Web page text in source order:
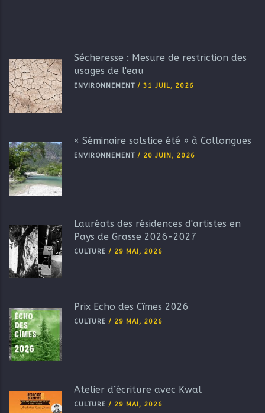
Sécheresse : Mesure de restriction des
usages de l'eau
ENVIRONNEMENT / 31 JUIL, 2026
« Séminaire solstice été » à Collongues
ENVIRONNEMENT / 20 JUIN, 2026
Lauréats des résidences d'artistes en
Pays de Grasse 2026-2027
CULTURE / 29 MAI, 2026
Prix Echo des Cîmes 2026
CULTURE / 29 MAI, 2026
Atelier d’écriture avec Kwal
CULTURE / 29 MAI, 2026